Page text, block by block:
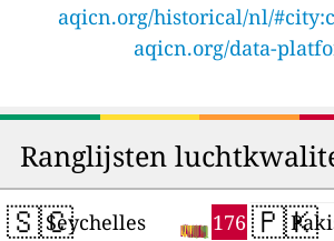
aqicn.org/historical/nl/
aqicn.org/data-
Ranglijsten
🇸🇨 176
Seychelles 🇵🇰